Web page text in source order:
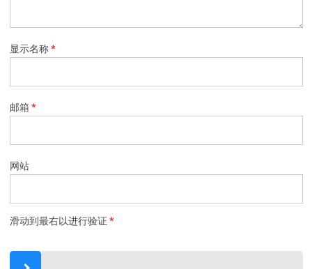
显示名称*
邮箱*
网站
滑动到最右以进行验证 *